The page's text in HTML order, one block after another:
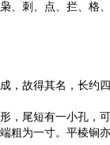
、刺、点、拦、格
，故得其名，长约
，尾短有一小孔，
粗为一寸。平棱锏